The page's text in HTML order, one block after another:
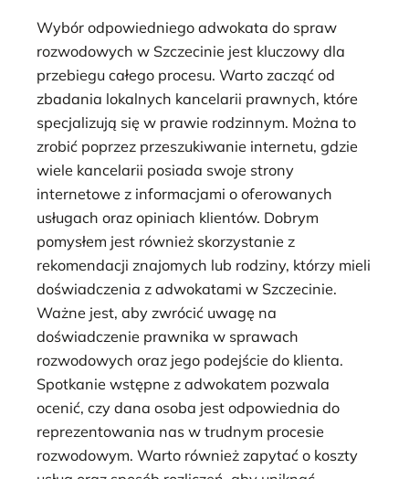
Wybór odpowiedniego adwokata do spraw
rozwodowych w Szczecinie jest kluczowy dla
przebiegu całego procesu. Warto zacząć od
zbadania lokalnych kancelarii prawnych, które
specjalizują się w prawie rodzinnym. Można to
zrobić poprzez przeszukiwanie internetu, gdzie
wiele kancelarii posiada swoje strony
internetowe z informacjami o oferowanych
usługach oraz opiniach klientów. Dobrym
pomysłem jest również skorzystanie z
rekomendacji znajomych lub rodziny, którzy mieli
doświadczenia z adwokatami w Szczecinie.
Ważne jest, aby zwrócić uwagę na
doświadczenie prawnika w sprawach
rozwodowych oraz jego podejście do klienta.
Spotkanie wstępne z adwokatem pozwala
ocenić, czy dana osoba jest odpowiednia do
reprezentowania nas w trudnym procesie
rozwodowym. Warto również zapytać o koszty